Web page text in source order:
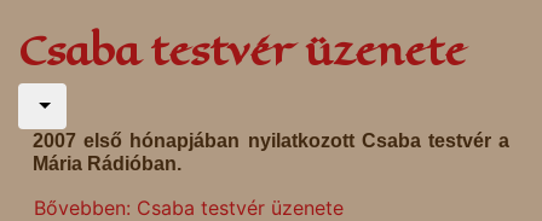
Csaba testvér üzenete
2007 első hónapjában nyilatkozott Csaba testvér a
Mária Rádióban.
Bővebben: Csaba testvér üzenete